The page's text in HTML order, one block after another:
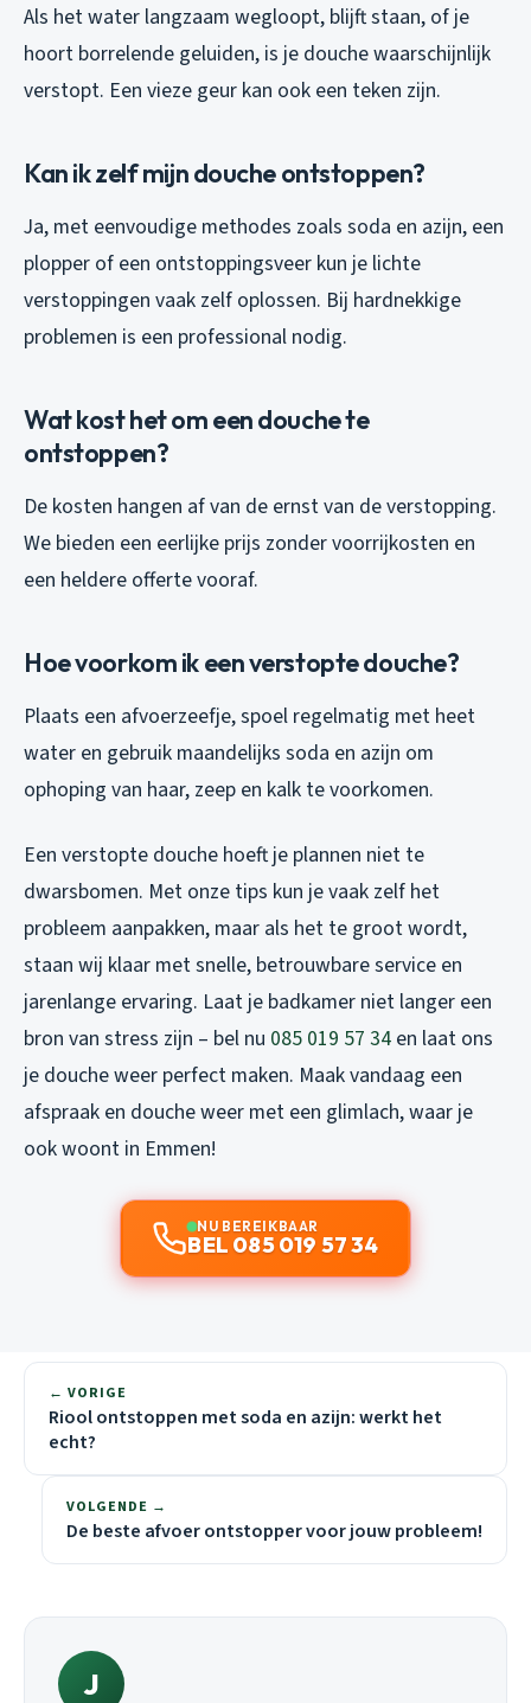
Als het water langzaam wegloopt, blijft staan, of je
hoort borrelende geluiden, is je douche waarschijnlijk
verstopt. Een vieze geur kan ook een teken zijn.
Kan ik zelf mijn douche ontstoppen?
Ja, met eenvoudige methodes zoals soda en azijn, een
plopper of een ontstoppingsveer kun je lichte
verstoppingen vaak zelf oplossen. Bij hardnekkige
problemen is een professional nodig.
Wat kost het om een douche te
ontstoppen?
De kosten hangen af van de ernst van de verstopping.
We bieden een eerlijke prijs zonder voorrijkosten en
een heldere offerte vooraf.
Hoe voorkom ik een verstopte douche?
Plaats een afvoerzeefje, spoel regelmatig met heet
water en gebruik maandelijks soda en azijn om
ophoping van haar, zeep en kalk te voorkomen.
Een verstopte douche hoeft je plannen niet te
dwarsbomen. Met onze tips kun je vaak zelf het
probleem aanpakken, maar als het te groot wordt,
staan wij klaar met snelle, betrouwbare service en
jarenlange ervaring. Laat je badkamer niet langer een
bron van stress zijn – bel nu 085 019 57 34 en laat ons
je douche weer perfect maken. Maak vandaag een
afspraak en douche weer met een glimlach, waar je
ook woont in Emmen!
NU BEREIKBAAR
BEL 085 019 57 34
← VORIGE
Riool ontstoppen met soda en azijn: werkt het
echt?
VOLGENDE →
De beste afvoer ontstopper voor jouw probleem!
J